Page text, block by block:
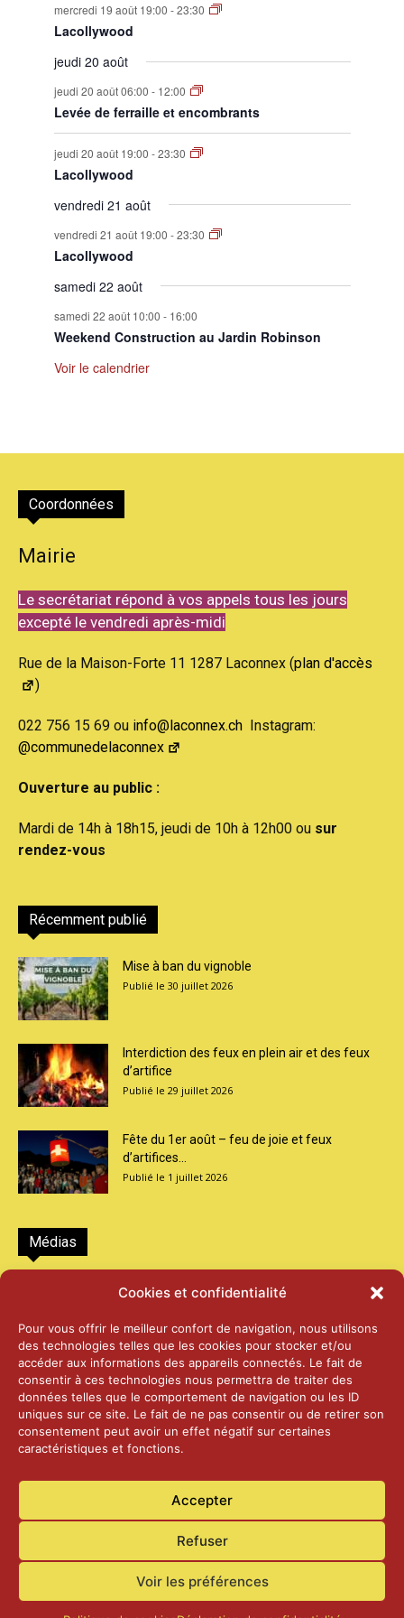
Cookies et confidentialité
Pour vous offrir le meilleur confort de navigation, nous utilisons
des technologies telles que les cookies pour stocker et/ou
accéder aux informations des appareils connectés. Le fait de
consentir à ces technologies nous permettra de traiter des
données telles que le comportement de navigation ou les ID
uniques sur ce site. Le fait de ne pas consentir ou de retirer son
consentement peut avoir un effet négatif sur certaines
caractéristiques et fonctions.
Accepter
Refuser
Voir les préférences
mercredi 19 août 19:00 -23:30
Lacollywood
jeudi 20 août
jeudi 20 août 06:00 - 12:00
Levée de ferraille et encombrants
jeudi 20 août 19:00 -23:30
Lacollywood
vendredi 21 août
vendredi 21 août 19:00 -23:30
Lacollywood
samedi 22 août
samedi 22 août 10:00 - 16:00
Weekend Construction au Jardin Robinson
Voir le calendrier
Coordonnées
Mairie
Le secrétariat répond à vos appels tous les jours
excepté le vendredi après-midi
Rue de la Maison-Forte 11 1287 Laconnex (plan d'accès
)
022 756 15 69 ou info@laconnex.ch Instagram:
@communedelaconnex
Ouverture au public :
Mardi de 14h à 18h15, jeudi de 10h à 12h00 ou sur
rendez-vous
Récemment publié
Mise à ban du vignoble
30 juillet 2026
Interdiction des feux en plein air et des feux
d’artifice
29 juillet 2026
Fête du 1er août – feu de joie et feux
d’artifices...
1 juillet 2026
Médias
2026 – Laiterie d’Orsières et Abbaye de St-
25 juin 2026
2025 – Palais Fédéral – Berne
25 juin 2026
14 janvier 2025
Actualités Contact Confidentialité